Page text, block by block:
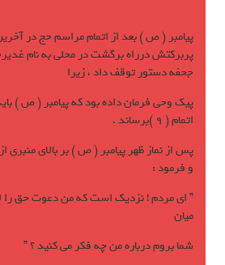
پيامبر ( ص ) بعد از اتمام مراسم حج در
پربرکتش درراه برگشت در محلی به نام
جحفه دستور توقف داد ، زيرا
پيک وحی فرمان داده بود که پيامبر ( ص )
اتمام ( 9 )برساند .
پس از نماز ظهر پيامبر ( ص ) بر بالای منبری
و فرمود :
” ای مردم ! نزديک است که من دعوت حق را
ميان
شما بروم درباره من چه فکر مي کنيد ؟ ”